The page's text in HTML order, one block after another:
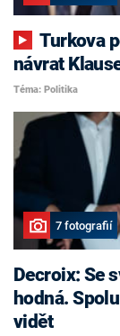
Turkova pomsta, nekonfliktní Havlíček i
návrat
Téma: Politika
7 fotografií
Decroix: Se
hodná.
vidět